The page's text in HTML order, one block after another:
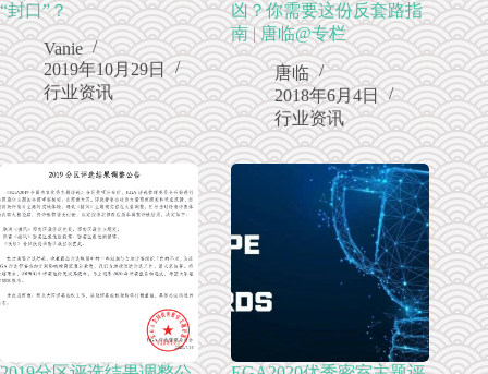
“封口”？
Vanie
2019年10月29日
行业资讯
凶？你需要这份反套路指
南 | 唐临@专栏
唐临
2018年6月4日
行业资讯